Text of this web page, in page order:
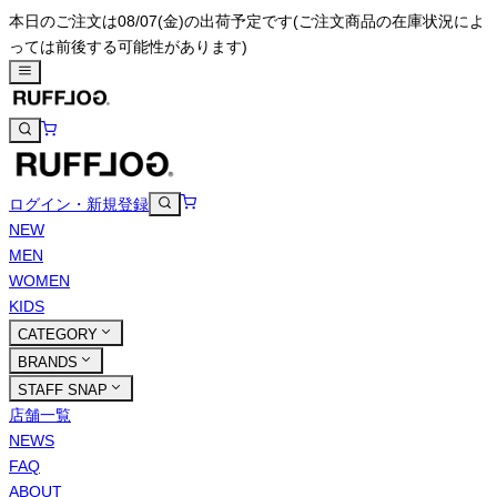
本日のご注文は08/07(金)の出荷予定です(ご注文商品の在庫状況によ
っては前後する可能性があります)
ログイン・新規登録
NEW
MEN
WOMEN
KIDS
CATEGORY
BRANDS
STAFF SNAP
店舗一覧
NEWS
FAQ
ABOUT